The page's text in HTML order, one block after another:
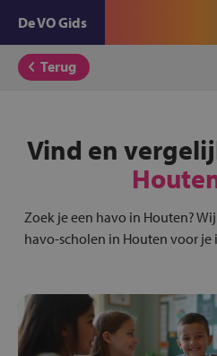
De VO Gids
Terug
Vind en
Zoek je een havo in Houten?
havo-scholen in Houten voor je